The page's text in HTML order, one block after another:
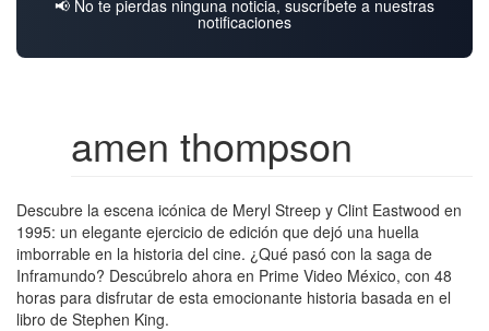
📢 No te pierdas ninguna noticia, suscríbete a nuestras
notificaciones
amen thompson
Descubre la escena icónica de Meryl Streep y Clint Eastwood en
1995: un elegante ejercicio de edición que dejó una huella
imborrable en la historia del cine. ¿Qué pasó con la saga de
Inframundo? Descúbrelo ahora en Prime Video México, con 48
horas para disfrutar de esta emocionante historia basada en el
libro de Stephen King.